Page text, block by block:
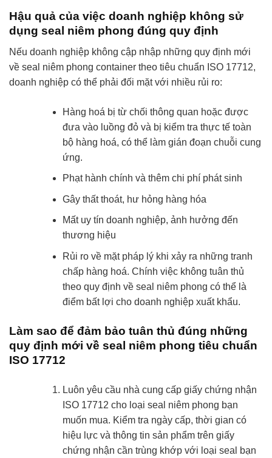
Hậu quả của việc doanh nghiệp không sử
dụng seal niêm phong đúng quy định
Nếu doanh nghiệp không cập nhập những quy định mới
về seal niêm phong container theo tiêu chuẩn ISO 17712,
doanh nghiệp có thể phải đối mặt với nhiều rủi ro:
Hàng hoá bị từ chối thông quan hoặc được
đưa vào luồng đỏ và bị kiểm tra thực tế toàn
bộ hàng hoá, có thể làm gián đoạn chuỗi cung
ứng.
Phạt hành chính và thêm chi phí phát sinh
Gây thất thoát, hư hỏng hàng hóa
Mất uy tín doanh nghiệp, ảnh hưởng đến
thương hiệu
Rủi ro về mặt pháp lý khi xảy ra những tranh
chấp hàng hoá. Chính việc không tuân thủ
theo quy định về seal niêm phong có thể là
điểm bất lợi cho doanh nghiệp xuất khẩu.
Làm sao để đảm bảo tuân thủ đúng những
quy định mới về seal niêm phong tiêu chuẩn
ISO 17712
Luôn yêu cầu nhà cung cấp giấy chứng nhận
ISO 17712 cho loại seal niêm phong bạn
muốn mua. Kiểm tra ngày cấp, thời gian có
hiệu lực và thông tin sản phẩm trên giấy
chứng nhận cần trùng khớp với loại seal bạn